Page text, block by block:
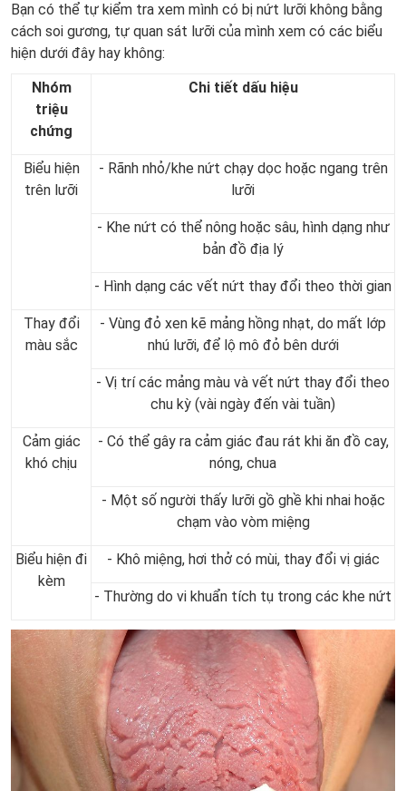
Bạn có thể tự kiểm tra xem mình có bị nứt lưỡi không bằng
cách soi gương, tự quan sát lưỡi của mình xem có các biểu
hiện dưới đây hay không:
Nhóm
triệu
chứng
Chi tiết dấu hiệu
Biểu hiện
trên lưỡi
- Rãnh nhỏ/khe nứt chạy dọc hoặc ngang trên
lưỡi
- Khe nứt có thể nông hoặc sâu, hình dạng như
bản đồ địa lý
- Hình dạng các vết nứt thay đổi theo thời gian
Thay đổi
màu sắc
- Vùng đỏ xen kẽ mảng hồng nhạt, do mất lớp
nhú lưỡi, để lộ mô đỏ bên dưới
- Vị trí các mảng màu và vết nứt thay đổi theo
chu kỳ (vài ngày đến vài tuần)
Cảm giác
khó chịu
- Có thể gây ra cảm giác đau rát khi ăn đồ cay,
nóng, chua
- Một số người thấy lưỡi gồ ghề khi nhai hoặc
chạm vào vòm miệng
Biểu hiện đi
kèm
- Khô miệng, hơi thở có mùi, thay đổi vị giác
- Thường do vi khuẩn tích tụ trong các khe nứt